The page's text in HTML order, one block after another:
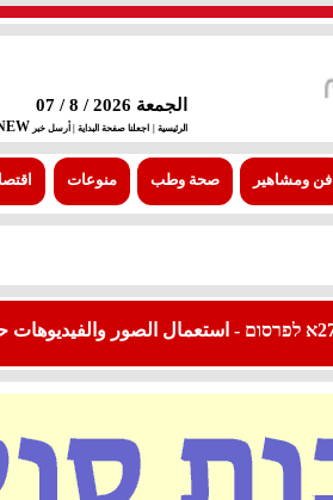
الجمعة 2026 / 8 / 07
الرئيسية | اجعلنا صفحة البداية | أرسل خبر
فن ومشاهير صحة وطب منوعات